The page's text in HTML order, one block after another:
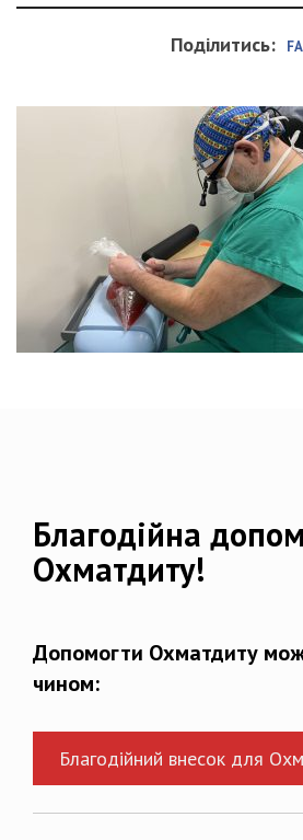
Поділитись:
Благодійна
Охматдиту!
Допомогти Охматдиту
чином:
Благодійний внесок для